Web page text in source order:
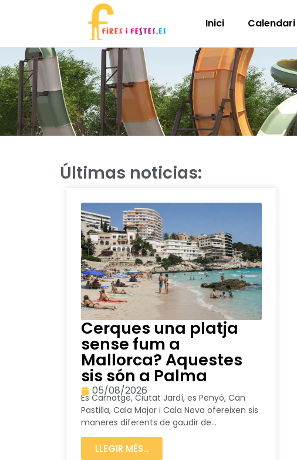
Inici Calendari
Últimas noticias:
Cerques una platja
sense fum a
Mallorca? Aquestes
sis són a Palma
05/08/2026
Es Carnatge, Ciutat Jardí, es Penyó, Can
Pastilla, Cala Major i Cala Nova ofereixen sis
maneres diferents de gaudir de...
LLEGIR MÉS...